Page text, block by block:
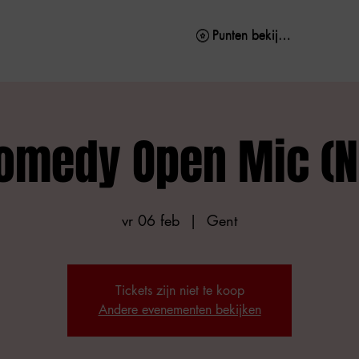
Punten bekijken
Punten bekijken
Open Mic
vr 06 feb
  |
Gent
Tickets zijn niet te koop
Andere evenementen bekijken